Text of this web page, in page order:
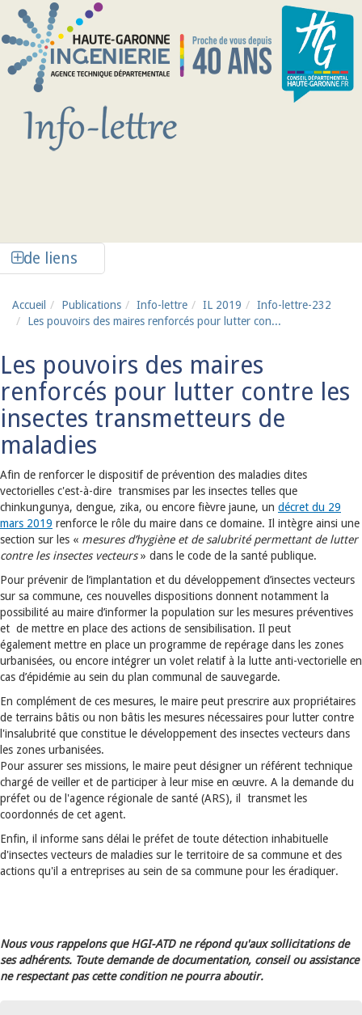
Aller au contenu principal
de liens
Accueil Publications Info-lettre IL 2019
Info-lettre-232
Les pouvoirs des maires renforcés pour lutter con...
Les pouvoirs des maires
renforcés pour lutter contre les
insectes transmetteurs de
maladies
Afin de renforcer le dispositif de prévention des maladies dites
vectorielles c'est-à-dire transmises par les insectes telles que
chinkungunya, dengue, zika, ou encore fièvre jaune, un décret du 29
mars 2019 renforce le rôle du maire dans ce domaine. Il intègre ainsi une
section sur les « mesures d’hygiène et de salubrité permettant de lutter
contre les insectes vecteurs» dans le code de la santé publique.
Pour prévenir de l’implantation et du développement d’insectes vecteurs
sur sa commune, ces nouvelles dispositions donnent notamment la
possibilité au maire d’informer la population sur les mesures préventives
et de mettre en place des actions de sensibilisation. Il peut
également mettre en place un programme de repérage dans les zones
urbanisées, ou encore intégrer un volet relatif à la lutte anti-vectorielle en
cas d’épidémie au sein du plan communal de sauvegarde.
En complément de ces mesures, le maire peut prescrire aux propriétaires
de terrains bâtis ou non bâtis les mesures nécessaires pour lutter contre
l'insalubrité que constitue le développement des insectes vecteurs dans
les zones urbanisées.
Pour assurer ses missions, le maire peut désigner un référent technique
chargé de veiller et de participer à leur mise en œuvre. A la demande du
préfet ou de l'agence régionale de santé (ARS), il transmet les
coordonnés de cet agent.
Enfin, il informe sans délai le préfet de toute détection inhabituelle
d'insectes vecteurs de maladies sur le territoire de sa commune et des
actions qu'il a entreprises au sein de sa commune pour les éradiquer.
Nous vous rappelons que HGI-ATD ne répond qu'aux sollicitations de
ses adhérents. Toute demande de documentation, conseil ou assistance
ne respectant pas cette condition ne pourra aboutir.